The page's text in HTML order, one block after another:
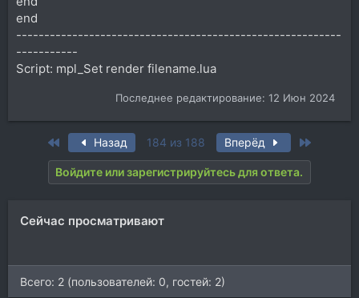
end
----------------------------------------------------------
-----------
Script: mpl_Set render filename.lua
Последнее редактирование: 12 Июн 2024
First Назад 184 из 188 Вперёд
Войдите или зарегистрируйтесь для ответа.
Сейчас просматривают
Всего: 2 (пользователей: 0, гостей: 2)